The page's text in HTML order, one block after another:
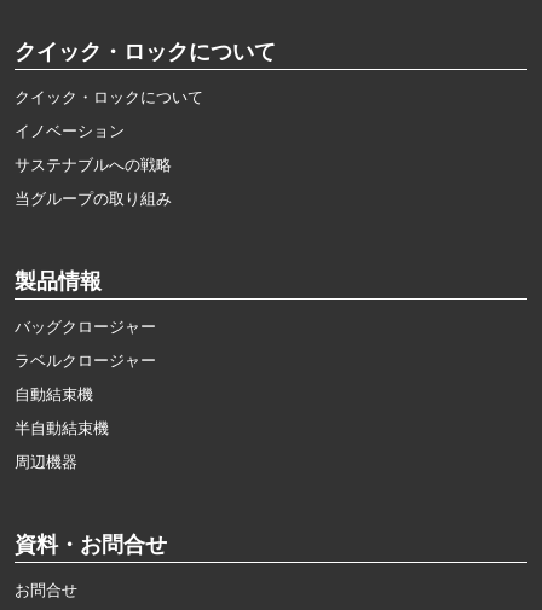
クイック・ロックについて
クイック・ロックについて
イノベーション
サステナブルへの戦略
当グループの取り組み
製品情報
バッグクロージャー
ラベルクロージャー
自動結束機
半自動結束機
周辺機器
資料・お問合せ
お問合せ